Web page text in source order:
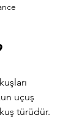
uçuş
türüdür.